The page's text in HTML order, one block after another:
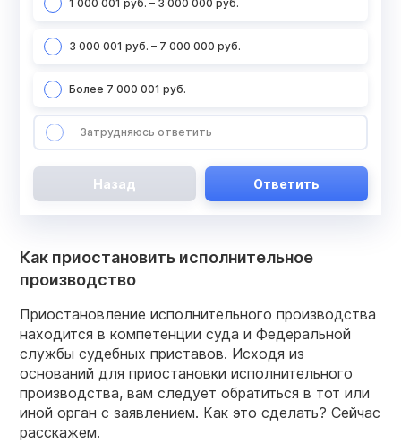
1 000 001 руб. – 3 000 000 руб.
3 000 001 руб. – 7 000 000 руб.
Более 7 000 001 руб.
Затрудняюсь ответить
Назад Ответить
Как приостановить исполнительное
производство
Приостановление исполнительного производства
находится в компетенции суда и Федеральной
службы судебных приставов. Исходя из
оснований для приостановки исполнительного
производства, вам следует обратиться в тот или
иной орган с заявлением. Как это сделать? Сейчас
расскажем.